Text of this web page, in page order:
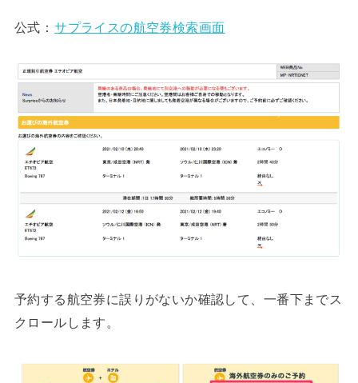
公式： サプライスの航空券検索画面
予約する航空券に誤りがないか確認して、一番下までス
クロールします。